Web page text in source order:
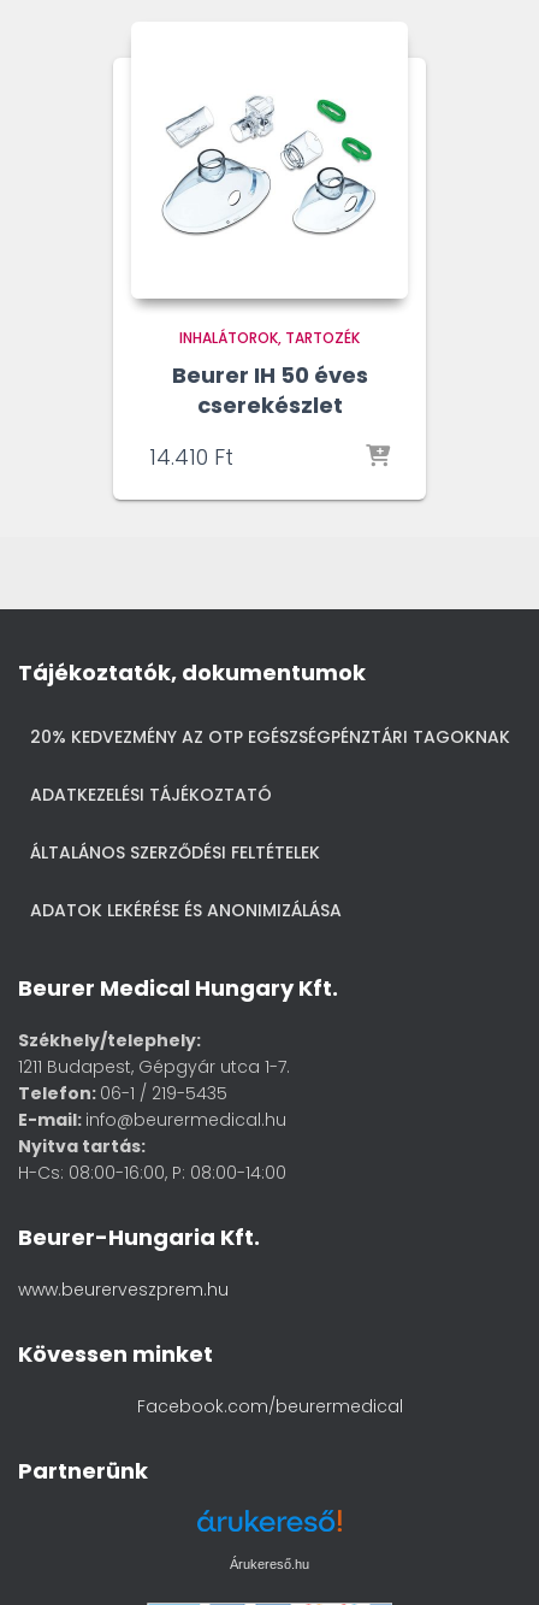
INHALÁTOROK TARTOZÉK
Beurer IH 50 éves
cserekészlet
14.410 Ft
Tájékoztatók, dokumentumok
20% KEDVEZMÉNY AZ OTP EGÉSZSÉGPÉNZTÁRI TAGOKNAK
ADATKEZELÉSI TÁJÉKOZTATÓ
ÁLTALÁNOS SZERZŐDÉSI FELTÉTELEK
ADATOK LEKÉRÉSE ÉS ANONIMIZÁLÁSA
Beurer Medical Hungary Kft.
Székhely/telephely:
1211 Budapest, Gépgyár utca 1-7.
Telefon: 06-1 / 219-5435
E-mail: info@beurermedical.hu
Nyitva tartás:
H-Cs: 08:00-16:00, P: 08:00-14:00
Beurer-Hungaria Kft.
www.beurerveszprem.hu
Kövessen minket
Facebook.com/beurermedical
Partnerünk
Árukereső.hu